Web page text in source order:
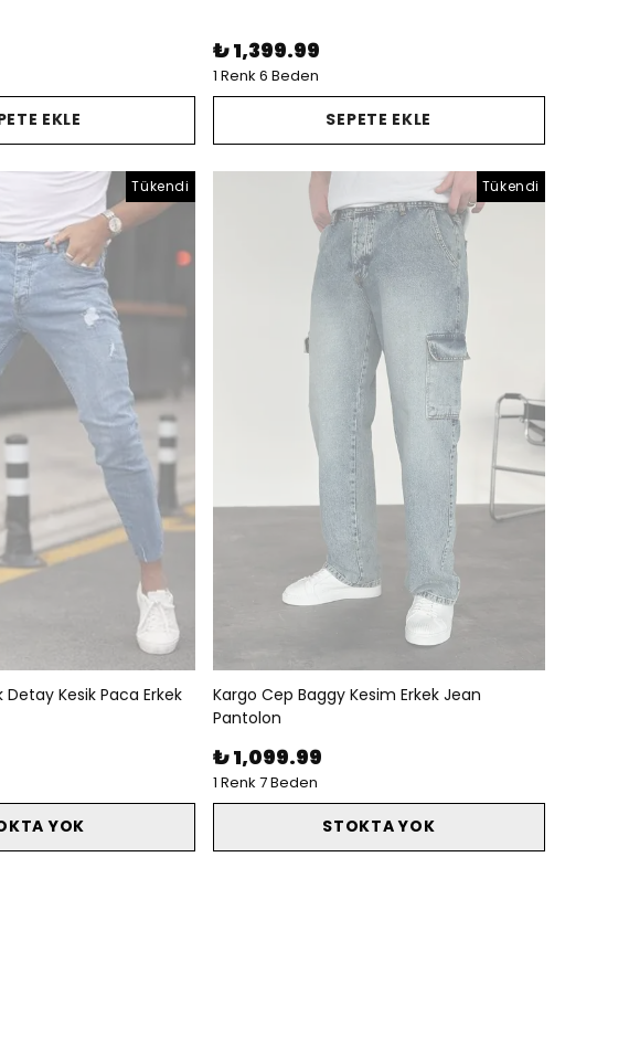
EKLE
₺ 1,399.99
1 Renk 6 Beden
SEPETE EKLE
Tükendi
Detay Kesik Paca Erkek
YOK
Tükendi
Kargo Cep Baggy Kesim Erkek Jean
Pantolon
₺ 1,099.99
1 Renk 7 Beden
STOKTA YOK